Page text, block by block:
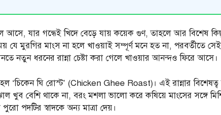
আসে, যার গন্ধেই খিদে বেড়ে যায় কয়েক গুণ, তাহলে আর
যে মুরগির মাংস না হলে খাওয়াই সম্পূর্ণ মনে হত না, পরবর্তীতে
নতুন ধরনের রান্না চেষ্টা করা গেলে খাওয়ার আনন্দও ফিরে আসে।
হল ‘চিকেন ঘি রোস্ট’ (Chicken Ghee Roast)। এই রান্নার
বেশি থাকে না, বরং মশলা ভালো করে কষিয়ে মাংসের সঙ্গে
পদটির স্বাদকে অন্য মাত্রা দেয়।